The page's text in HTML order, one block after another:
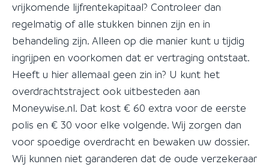
vrijkomende lijfrentekapitaal? Controleer dan
regelmatig of alle stukken binnen zijn en in
behandeling zijn. Alleen op die manier kunt u tijdig
ingrijpen en voorkomen dat er vertraging ontstaat.
Heeft u hier allemaal geen zin in? U kunt het
overdrachtstraject ook uitbesteden aan
Moneywise.nl. Dat kost € 60 extra voor de eerste
polis en € 30 voor elke volgende. Wij zorgen dan
voor spoedige overdracht en bewaken uw dossier.
Wij kunnen niet garanderen dat de oude verzekeraar